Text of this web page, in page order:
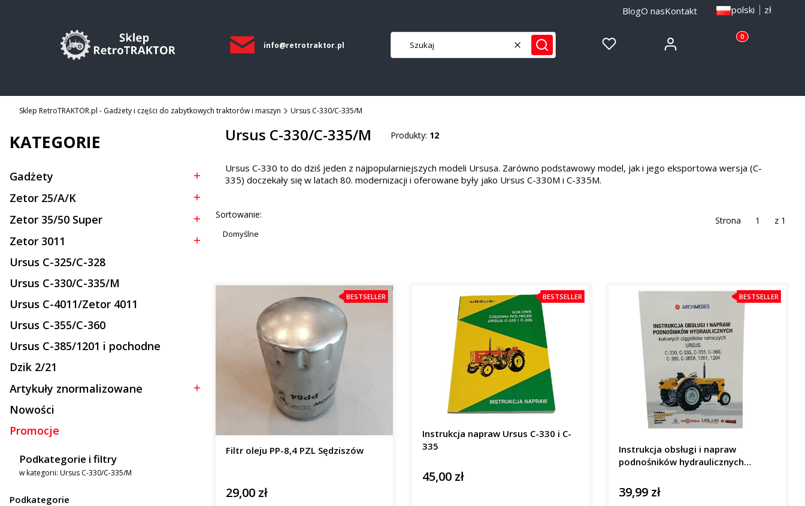
BlogO nasKontakt polski zł
info@retrotraktor.pl WyczyśćSzukaj
Ulubione Zaloguj się Produkty w
Koszyk
Sklep RetroTRAKTOR.pl - Gadżety i części do zabytkowych traktorów i maszyn Ursus C-330/C-335/M
KATEGORIE
Kategoria - Gadżety
Gadżety
Kategoria - Zetor 25/A/K
Zetor 25/A/K
Kategoria - Zetor 35/50 Super
Zetor 35/50 Super
Kategoria - Zetor 3011
Zetor 3011
Kategoria - Ursus C-325/C-328
Ursus C-325/C-328
Kategoria - Ursus C-330/C-335/M
Ursus C-330/C-335/M
Kategoria - Ursus C-4011/Zetor 4011
Ursus C-4011/Zetor 4011
Kategoria - Ursus C-355/C-360
Ursus C-355/C-360
Kategoria - Ursus C-385/1201 i pochodne
Ursus C-385/1201 i pochodne
Kategoria - Dzik 2/21
Dzik 2/21
Kategoria - Artykuły znormalizowane
Artykuły znormalizowane
Nowości
Promocje
Podkategorie i filtry
w kategorii: Ursus C-330/C-335/M
Podkategorie
Ursus C-330/C-335/M Produkty: 12
Ursus C-330 to do dziś jeden z najpopularniejszych modeli Ursusa. Zarówno podstawowy model, jak i jego eksportowa wersja (C-
335) doczekały się w latach 80. modernizacji i oferowane były jako Ursus C-330M i C-335M.
Lista produktów
Sortowanie:
Domyślne
Strona z 1
BESTSELLER
Filtr oleju PP-8,4 PZL Sędziszów
Cena
29,00 zł
BESTSELLER
Instrukcja napraw Ursus C-330 i C-
335
Cena
45,00 zł
BESTSELLER
Instrukcja obsługi i napraw
podnośników hydraulicznych
Cena
39,99 zł